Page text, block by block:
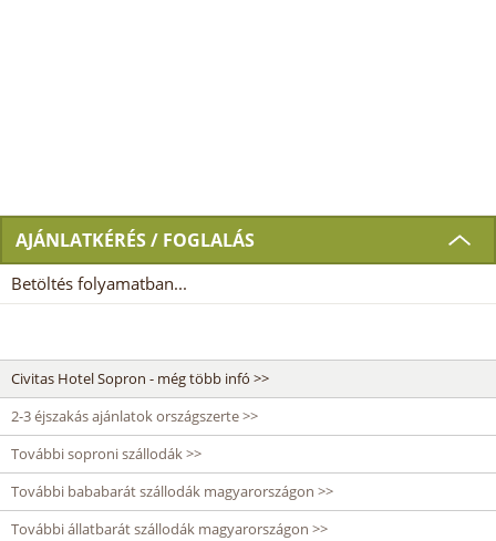
AJÁNLATKÉRÉS / FOGLALÁS
Betöltés folyamatban...
Civitas Hotel Sopron - még több infó >>
2-3 éjszakás ajánlatok országszerte >>
További soproni szállodák >>
További bababarát szállodák magyarországon >>
További állatbarát szállodák magyarországon >>